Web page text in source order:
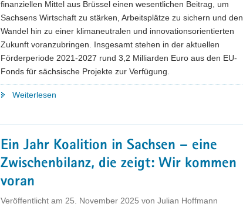
finanziellen Mittel aus Brüssel einen wesentlichen Beitrag, um
Sachsens Wirtschaft zu stärken, Arbeitsplätze zu sichern und den
Wandel hin zu einer klimaneutralen und innovationsorientierten
Zukunft voranzubringen. Insgesamt stehen in der aktuellen
Förderperiode 2021-2027 rund 3,2 Milliarden Euro aus den EU-
Fonds für sächsische Projekte zur Verfügung.
Weiterlesen
Sachsens
Zukunft:
ziehen
Ein Jahr Koalition in Sachsen – eine
Zwischenbilanz, die zeigt: Wir kommen
voran
Veröffentlicht am 25. November 2025 von Julian Hoffmann